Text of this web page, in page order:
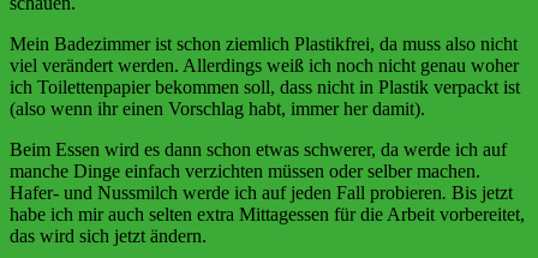
Mein Badezimmer ist schon ziemlich Plastikfrei, da muss also nicht
viel verändert werden. Allerdings weiß ich noch nicht genau woher
ich Toilettenpapier bekommen soll, dass nicht in Plastik verpackt ist
(also wenn ihr einen Vorschlag habt, immer her damit).
Beim Essen wird es dann schon etwas schwerer, da werde ich auf
manche Dinge einfach verzichten müssen oder selber machen.
Hafer- und Nussmilch werde ich auf jeden Fall probieren. Bis jetzt
habe ich mir auch selten extra Mittagessen für die Arbeit vorbereitet,
das wird sich jetzt ändern.